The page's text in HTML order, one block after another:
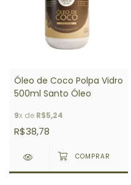
Óleo de Coco Polpa Vidro
500ml Santo Óleo
9x de R$5,24
R$38,78